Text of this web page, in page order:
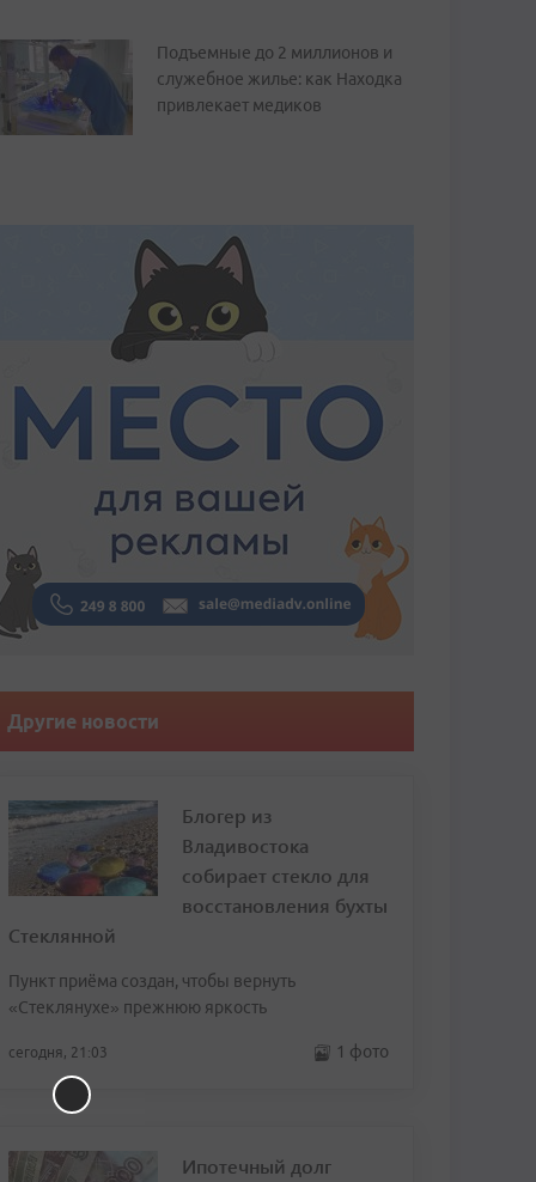
Подъемные до 2 миллионов и
служебное жилье: как Находка
привлекает медиков
Другие новости
Блогер из
Владивостока
собирает стекло для
восстановления бухты
Стеклянной
Пункт приёма создан, чтобы вернуть
«Стеклянухе» прежнюю яркость
сегодня, 21:03 1 фото
Ипотечный долг